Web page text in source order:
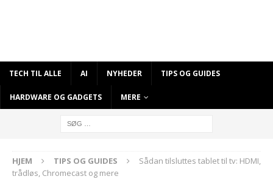
TECH TIL ALLE AI NYHEDER TIPS OG GUIDES
HARDWARE OG GADGETS MERE
HJEM TIPS OG GUIDES
Sådan tilsluttes tablet til tv: HDMI,
trådløs, Chromecast og mere